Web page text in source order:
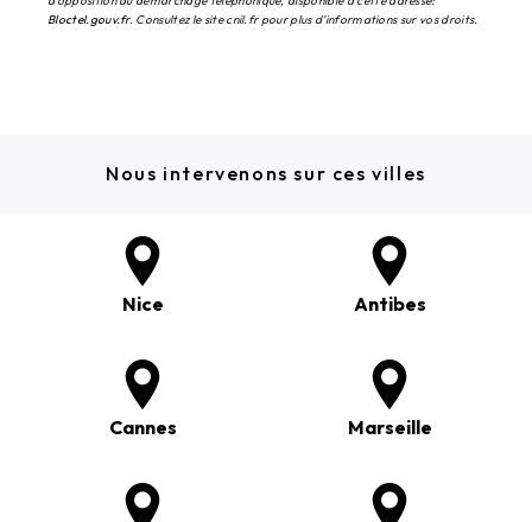
Bloctel.gouv.fr. Consultez le site cnil.fr pour plus d’informations sur vos droits.
Nous intervenons sur ces villes
Nice Antibes
Cannes Marseille